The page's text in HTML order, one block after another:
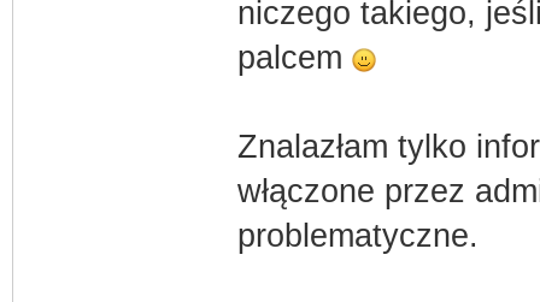
niczego takiego,
palcem
Znalazłam tylko
włączone przez
problematyczne.